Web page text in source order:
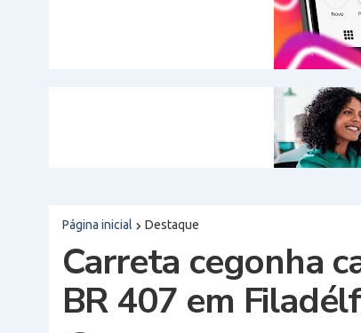
Página inicial Destaque
Carreta cegonha
BR 407 em